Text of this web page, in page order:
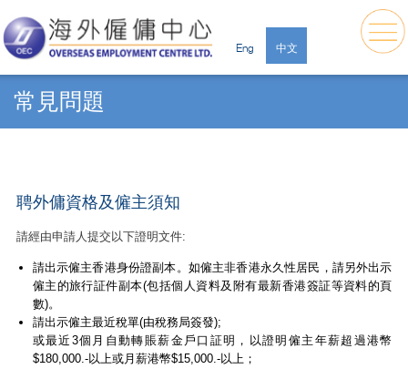
Eng 中文
常見問題
聘外傭資格及僱主須知
請經由申請人提交以下證明文件:
請出示僱主香港身份證副本。如僱主非香港永久性居民，請另外出示
僱主的旅行証件副本(包括個人資料及附有最新香港簽証等資料的頁
數)。
請出示僱主最近稅單(由稅務局簽發);
或最近3個月自動轉賬薪金戶口証明，以證明僱主年薪超過港幣
$180,000.-以上或月薪港幣$15,000.-以上；